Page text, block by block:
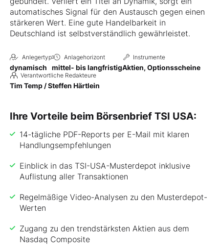
automatisches Signal für den Austausch gegen einen
stärkeren Wert. Eine gute Handelbarkeit in
Deutschland ist selbstverständlich gewährleistet.
Anlegertyp
dynamisch
Anlagehorizont
mittel- bis langfristig
Instrumente
Aktien, Optionsscheine
Verantwortliche Redakteure
Tim Temp / Steffen Härtlein
Ihre Vorteile beim Börsenbrief TSI USA:
14-tägliche PDF-Reports per E-Mail mit klaren
Handlungsempfehlungen
Einblick in das TSI-USA-Musterdepot inklusive
Auflistung aller Transaktionen
Regelmäßige Video-Analysen zu den Musterdepot-
Werten
Zugang zu den trendstärksten Aktien aus dem
Nasdaq Composite